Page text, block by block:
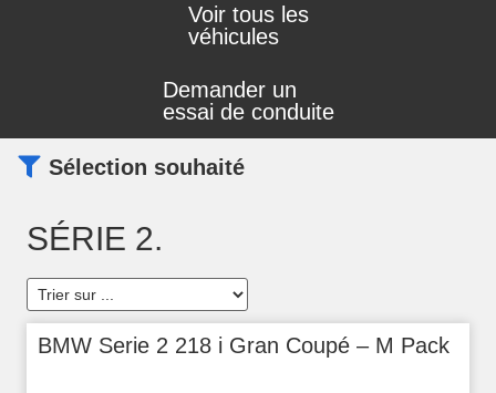
Voir tous les
véhicules
Demander un
essai de conduite
Sélection souhaité
SÉRIE 2.
BMW Serie 2 218 i Gran Coupé – M Pack